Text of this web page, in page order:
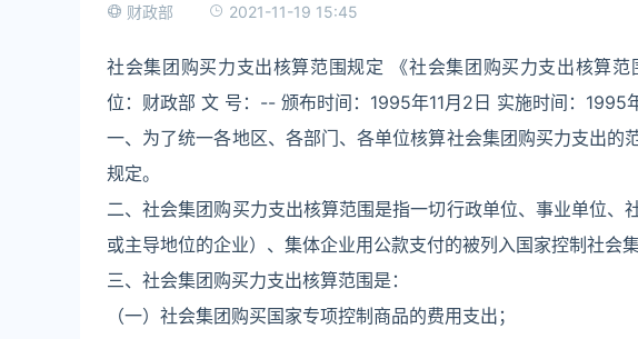
财政部 2021-11-19 15:45
社会集团购买力支出核算范围规定 《社会集团购买力支出核算
位：财政部 文 号：-- 颁布时间：1995年11月2日 实施时间：
一、为了统一各地区、各部门、各单位核算社会集团购买力支出的
规定。
二、社会集团购买力支出核算范围是指一切行政单位、事业单位
或主导地位的企业）、集体企业用公款支付的被列入国家控制社会
三、社会集团购买力支出核算范围是：
（一）社会集团购买国家专项控制商品的费用支出；